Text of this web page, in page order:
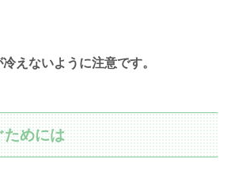
えないように注意です。
ためには